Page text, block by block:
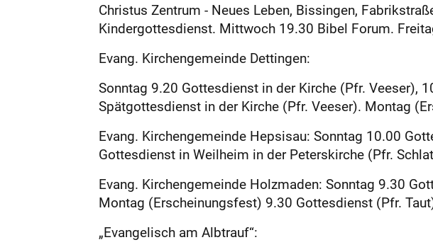
Christus Zentrum - Neues Leben, Bissingen,
Kindergottesdienst. Mittwoch 19.30 Bibel Forum.
Evang. Kirchengemeinde Dettingen:
Sonntag 9.20 Gottesdienst in der Kirche (Pfr. Veeser),
Spätgottesdienst in der Kirche (Pfr. Veeser). Montag
Evang. Kirchengemeinde Hepsisau: Sonntag 10.00
Gottesdienst in Weilheim in der Peterskirche (Pfr.
Evang. Kirchengemeinde Holzmaden: Sonntag 9.30
Montag (Erscheinungsfest) 9.30 Gottesdienst (Pfr.
„Evangelisch am Albtrauf“: